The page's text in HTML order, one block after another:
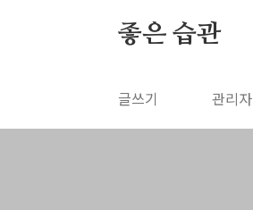
좋은 습관
글쓰기 관리자